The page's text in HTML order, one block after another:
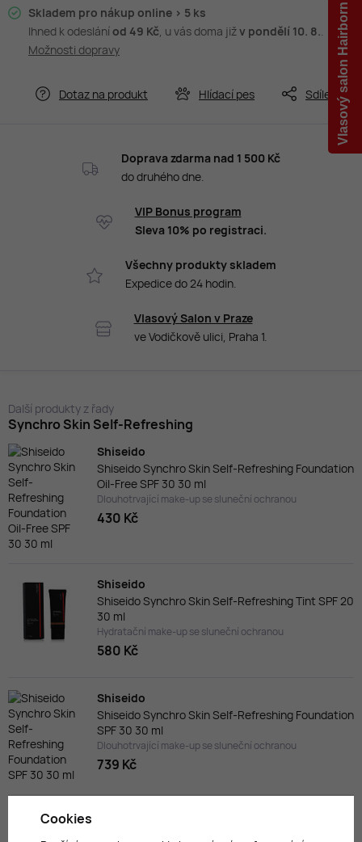
Skladem pro nákup online > 5 ks
Ihned k odesláníod 49 Kč , u vás doma jižv pondělí 10. 8.
Možnosti dopravy
Dotaz na produkt Hlídací pes Sdílet
Doprava zdarma nad 1 500 Kč
do druhého dne.
VIP Bonus program
Sleva 10% po registraci.
Všechny produkty skladem
Expedice do 24 hodin.
Vlasový Salon v Praze
ve Vodičkově ulici, Praha 1.
Další produkty z řady
Synchro Skin Self-Refreshing
Shiseido
Shiseido Synchro Skin Self-Refreshing Foundation
Oil-Free SPF 30 30 ml
Dlouhotrvající make-up se sluneční ochranou
430 Kč
Shiseido
Shiseido Synchro Skin Self-Refreshing Tint SPF 20
30 ml
Hydratační make-up se sluneční ochranou
580 Kč
Shiseido
Shiseido Synchro Skin Self-Refreshing Foundation
SPF 30 30 ml
Dlouhotrvající make-up se sluneční ochranou
739 Kč
Cookies
Vlasový salon Hairborn